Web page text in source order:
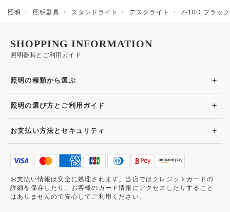
照明 照明器具 スタンドライト デスクライト Z-10D ブラッ
照明器具とご利用ガイド
SHOPPING INFORMATION
照明の種類から選ぶ +
照明の選び方とご利用ガイド +
お支払い方法とセキュリティ +
お支払い情報は安全に処理されます。当店ではクレジットカードの
詳細を保存したり、お客様のカード情報にアクセスしたりすること
はありませんので安心してご利用ください。